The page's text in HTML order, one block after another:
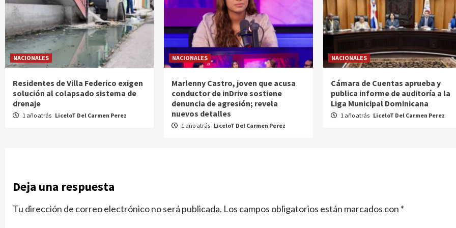
NACIONALES
Residentes de Villa Federico exigen
solución al colapsado sistema de
drenaje
1 año atrás LiceloT Del Carmen Perez
NACIONALES
Marlenny Castro, joven que acusa
conductor de inDrive sostiene
denuncia de agresión; revela
nuevos detalles
1 año atrás LiceloT Del Carmen Perez
NACIONALES
Cámara de Cuentas aprueba y
publica informe de auditoría a la
Liga Municipal Dominicana
1 año atrás LiceloT Del Carmen Perez
Deja una respuesta
Tu dirección de correo electrónico no será publicada. Los campos obligatorios están marcados con *